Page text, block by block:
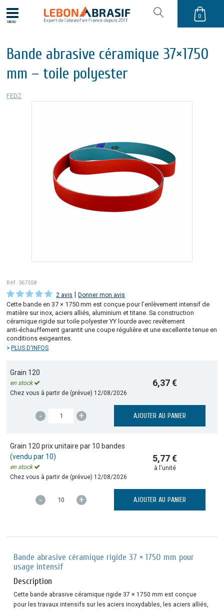
MENU
0
Bande abrasive céramique 37×1750
mm – toile polyester
FEDZ
Réf. 367558
2 avis |Donner mon avis
Cette bande en 37 × 1750 mm est conçue pour l’enlèvement intensif de
matière sur inox, aciers alliés, aluminium et titane. Sa construction
céramique rigide sur toile polyester YY lourde avec revêtement
anti‑échauffement garantit une coupe régulière et une excellente tenue en
conditions exigeantes.
PLUS D'INFOS
Grain 120
en stock
Chez vous à partir de (prévue) 12/08/2026
6,37 €
- + AJOUTER AU PANIER
Grain 120 prix unitaire par 10 bandes
(vendu par 10)
en stock
Chez vous à partir de (prévue) 12/08/2026
5,77 €
à l'unité
- + AJOUTER AU PANIER
Bande abrasive céramique rigide 37 × 1750 mm pour
usage intensif
Description
Cette bande abrasive céramique rigide 37 × 1750 mm est conçue
pour les travaux intensifs sur les aciers inoxydables, les aciers alliés,